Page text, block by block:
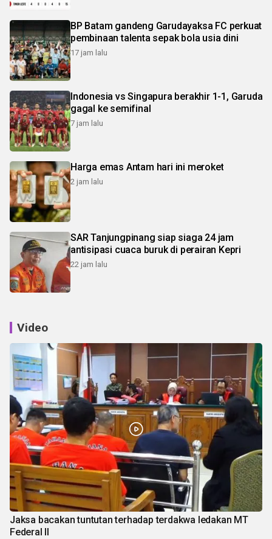
BP Batam gandeng Garudayaksa FC perkuat
pembinaan talenta sepak bola usia dini
17 jam lalu
Indonesia vs Singapura berakhir 1-1, Garuda
gagal ke semifinal
7 jam lalu
Harga emas Antam hari ini meroket
2 jam lalu
SAR Tanjungpinang siap siaga 24 jam
antisipasi cuaca buruk di perairan Kepri
22 jam lalu
Video
Jaksa bacakan tuntutan terhadap terdakwa ledakan MT
Federal II